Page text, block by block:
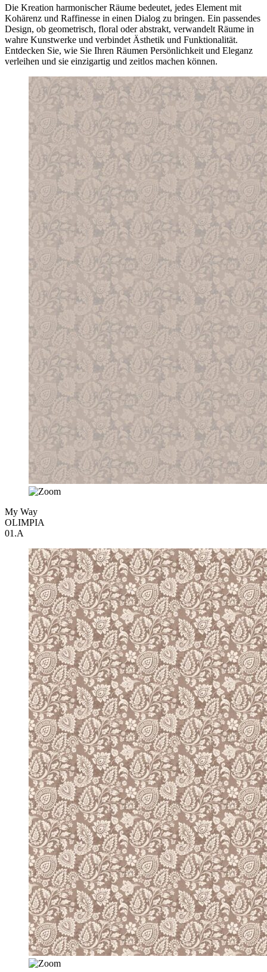
Die Kreation harmonischer Räume bedeutet, jedes Element mit
Kohärenz und Raffinesse in einen Dialog zu bringen. Ein passendes
Design, ob geometrisch, floral oder abstrakt, verwandelt Räume in
wahre Kunstwerke und verbindet Ästhetik und Funktionalität.
Entdecken Sie, wie Sie Ihren Räumen Persönlichkeit und Eleganz
verleihen und sie einzigartig und zeitlos machen können.
My Way
OLIMPIA
01.A